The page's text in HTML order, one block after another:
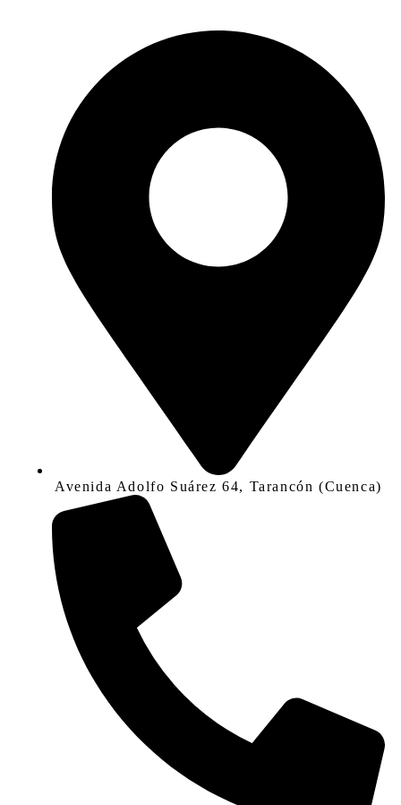
Avenida Adolfo Suárez 64, Tarancón (Cuenca)